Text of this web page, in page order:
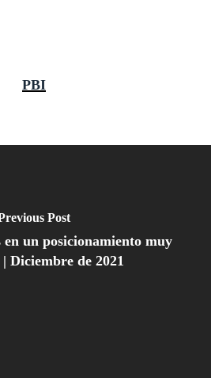
PBI
Post
un posicionamiento muy
Diciembre de 2021